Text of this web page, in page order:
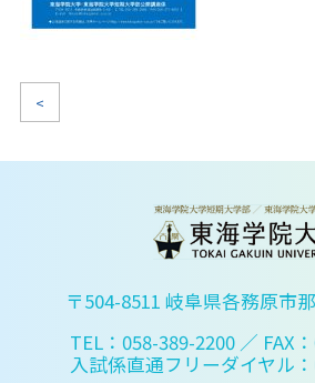
<
〒504-8511 岐阜県各務原市
TEL：058-389-2200 ／ FAX
入試係直通フリーダイヤル